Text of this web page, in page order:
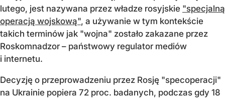
lutego, jest nazywana przez władze rosyjskie "specjalną
operacją wojskową", a używanie w tym kontekście
takich terminów jak "wojna" zostało zakazane przez
Roskomnadzor – państwowy regulator mediów
i internetu.
Decyzję o przeprowadzeniu przez Rosję "specoperacji"
na Ukrainie popiera 72 proc. badanych, podczas gdy 18